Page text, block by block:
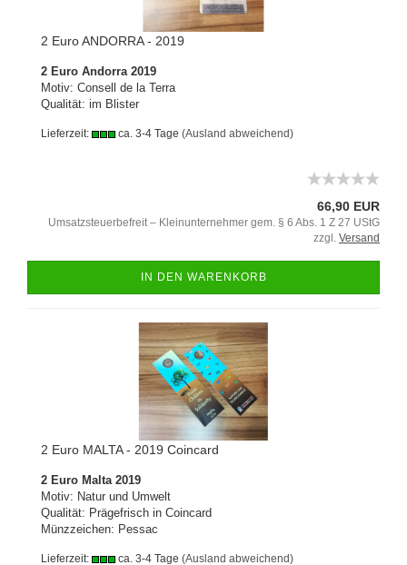
2 Euro ANDORRA - 2019
2 Euro Andorra 2019
Motiv: Consell de la Terra
Qualität: im Blister
Lieferzeit: ca. 3-4 Tage (Ausland abweichend)
66,90 EUR
Umsatzsteuerbefreit – Kleinunternehmer gem. § 6 Abs. 1 Z 27 UStG
zzgl. Versand
IN DEN WARENKORB
2 Euro MALTA - 2019 Coincard
2 Euro Malta 2019
Motiv: Natur und Umwelt
Qualität: Prägefrisch in Coincard
​Münzzeichen: Pessac
Lieferzeit: ca. 3-4 Tage (Ausland abweichend)